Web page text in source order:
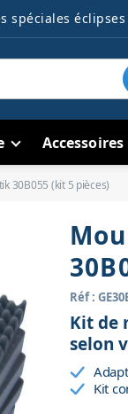
spéciales
Accessoires
30B055 (kit 5 pièces)
Réf :
Kit de
selon
Kit